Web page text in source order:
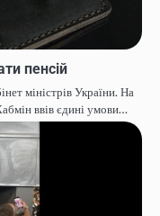
пенсій
міністрів України. На
ввів єдині умови…